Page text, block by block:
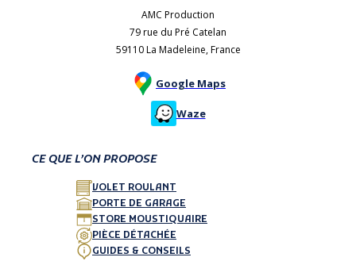
AMC Production
79 rue du Pré Catelan
59110 La Madeleine, France
Google Maps
Waze
CE QUE L’ON PROPOSE
VOLET ROULANT
PORTE DE GARAGE
STORE MOUSTIQUAIRE
PIÈCE DÉTACHÉE
GUIDES & CONSEILS